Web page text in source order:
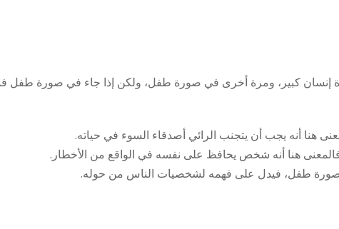
إنسان كبير، ومرة أخرى في صورة طفل، ولكن إذا جاء في صورة طفل
هنا أنه يجب أن يتجنب الرائي أصدقاء السوء في حياته.
هنا أنه شخص يحافظ على نفسه في الواقع من الأخطار.
طفل، فيدل على فهمه لشخصيات الناس من حوله.